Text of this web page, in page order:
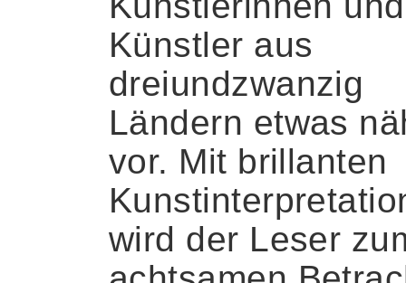
Künstler aus
dreiundzwanzig
Ländern etwas
vor. Mit brillanten
wird der Leser